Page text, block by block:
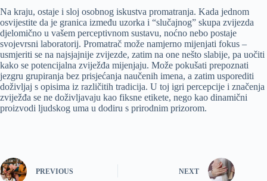
Na kraju, ostaje i sloj osobnog iskustva promatranja. Kada jednom
osvijestite da je granica između uzorka i “slučajnog” skupa zvijezda
djelomično u vašem perceptivnom sustavu, noćno nebo postaje
svojevrsni laboratorij. Promatrač može namjerno mijenjati fokus –
usmjeriti se na najsjajnije zvijezde, zatim na one nešto slabije, pa uočiti
kako se potencijalna zviježđa mijenjaju. Može pokušati prepoznati
jezgru grupiranja bez prisjećanja naučenih imena, a zatim usporediti
doživljaj s opisima iz različitih tradicija. U toj igri percepcije i značenja
zviježđa se ne doživljavaju kao fiksne etikete, nego kao dinamični
proizvodi ljudskog uma u dodiru s prirodnim prizorom.
PREVIOUS NEXT